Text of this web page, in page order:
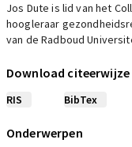
Jos Dute is lid van het
hoogleraar
van de Radboud
Download
RIS BibTex
Onderwerpen